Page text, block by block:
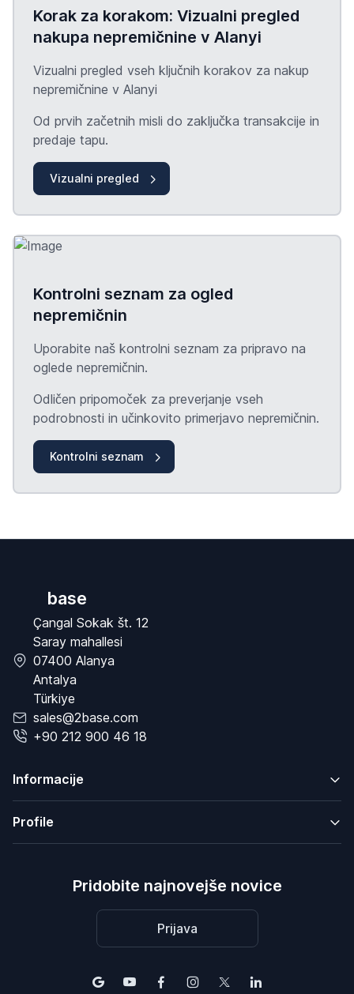
Korak za korakom: Vizualni pregled
nakupa nepremičnine v Alanyi
Vizualni pregled vseh ključnih korakov za nakup
nepremičnine v Alanyi
Od prvih začetnih misli do zaključka transakcije in
predaje tapu.
Vizualni pregled
Kontrolni seznam za ogled
nepremičnin
Uporabite naš kontrolni seznam za pripravo na
oglede nepremičnin.
Odličen pripomoček za preverjanje vseh
podrobnosti in učinkovito primerjavo nepremičnin.
Kontrolni seznam
base
Çangal Sokak št. 12
Saray mahallesi
07400 Alanya
Antalya
Türkiye
sales@2base.com
+90 212 900 46 18
Informacije
Profile
Pridobite najnovejše novice
Prijava